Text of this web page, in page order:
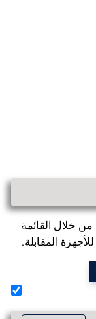
خلال القائمة
المقابلة.